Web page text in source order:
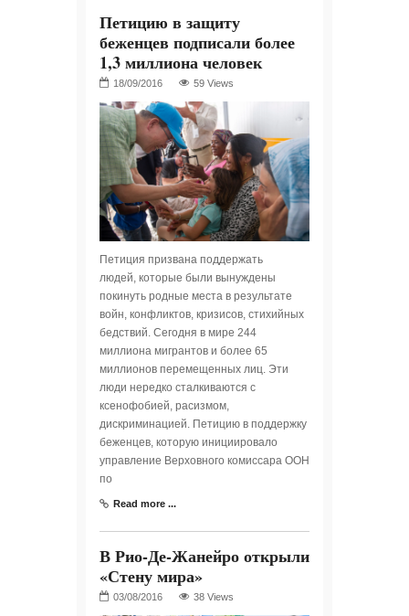
Петицию в защиту
беженцев подписали более
1,3 миллиона человек
59 Views
Петиция призвана поддержать
людей, которые были вынуждены
покинуть родные места в результате
войн, конфликтов, кризисов, стихийных
бедствий. Сегодня в мире 244
миллиона мигрантов и более 65
миллионов перемещенных лиц. Эти
люди нередко сталкиваются с
ксенофобией, расизмом,
дискриминацией. Петицию в поддержку
беженцев, которую инициировало
управление Верховного комиссара ООН
по
Read more ...
В Рио-Де-Жанейро открыли
«Стену мира»
38 Views